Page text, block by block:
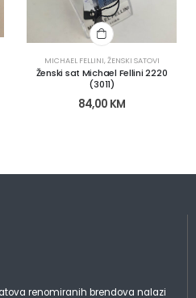
MICHAEL FELLINI,ŽENSKI SATOVI
Ženski sat Michael Fellini 2220
(3011)
84,00 KM
renomiranih brendova nalazi